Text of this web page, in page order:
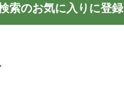
索のお気に入りに登録